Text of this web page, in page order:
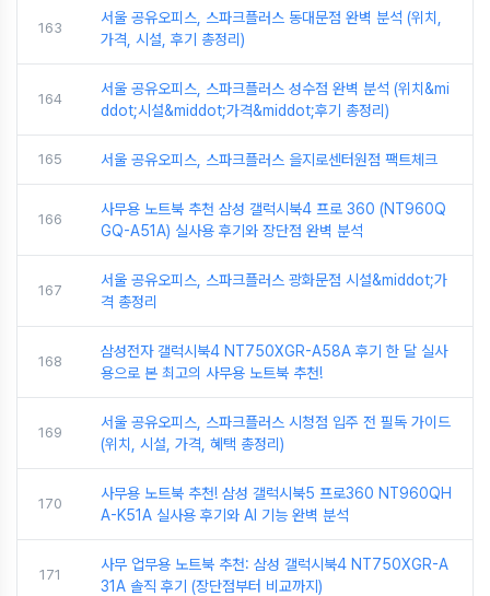
163
서울 공유오피스, 스파크플러스 동대문점 완벽 분석 (위치,
가격, 시설, 후기 총정리)
164
서울 공유오피스, 스파크플러스 성수점 완벽 분석 (위치&mi
ddot;시설&middot;가격&middot;후기 총정리)
165 서울 공유오피스, 스파크플러스 을지로센터원점 팩트체크
166
사무용 노트북 추천 삼성 갤럭시북4 프로 360 (NT960Q
GQ-A51A) 실사용 후기와 장단점 완벽 분석
167
서울 공유오피스, 스파크플러스 광화문점 시설&middot;가
격 총정리
168
삼성전자 갤럭시북4 NT750XGR-A58A 후기 한 달 실사
용으로 본 최고의 사무용 노트북 추천!
169
서울 공유오피스, 스파크플러스 시청점 입주 전 필독 가이드
(위치, 시설, 가격, 혜택 총정리)
170
사무용 노트북 추천! 삼성 갤럭시북5 프로360 NT960QH
A-K51A 실사용 후기와 AI 기능 완벽 분석
171
사무 업무용 노트북 추천: 삼성 갤럭시북4 NT750XGR-A
31A 솔직 후기 (장단점부터 비교까지)